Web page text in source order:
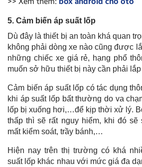
5. Cảm biến áp suất lốp
Dù đây là thiết bị an toàn khá quan
không phải dòng xe nào cũng được
những chiếc xe giá rẻ, hạng phổ
muốn sở hữu thiết bị này cần phải
Cảm biến áp suất lốp có tác dụng
khi áp suất lốp bất thường do va
lốp bị xuống hơi,…để kịp thời xử lý.
thấp thì sẽ rất nguy hiểm, khi đó sẽ
mất kiểm soát, trầy bánh,…
Hiện nay trên thị trường có khá
suất lốp khác nhau với mức giá đa